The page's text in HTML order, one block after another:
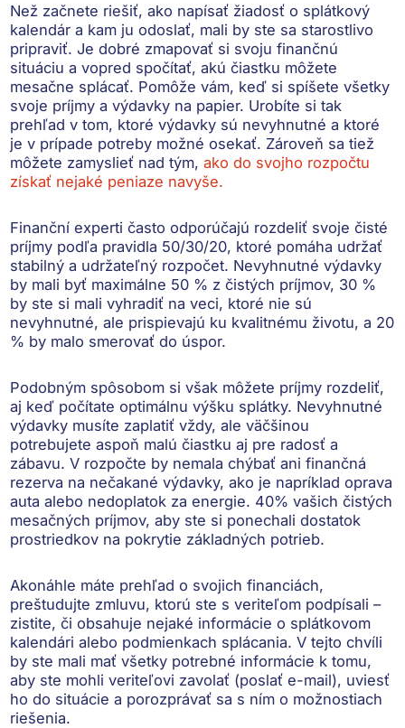
Než začnete riešiť, ako napísať žiadosť o splátkový
kalendár a kam ju odoslať, mali by ste sa starostlivo
pripraviť. Je dobré zmapovať si svoju finančnú
situáciu a vopred spočítať, akú čiastku môžete
mesačne splácať. Pomôže vám, keď si spíšete všetky
svoje príjmy a výdavky na papier. Urobíte si tak
prehľad v tom, ktoré výdavky sú nevyhnutné a ktoré
je v prípade potreby možné osekať. Zároveň sa tiež
môžete zamyslieť nad tým,ako do svojho rozpočtu
získať nejaké peniaze navyše.
Finanční experti často odporúčajú rozdeliť svoje čisté
príjmy podľa pravidla 50/30/20, ktoré pomáha udržať
stabilný a udržateľný rozpočet. Nevyhnutné výdavky
by mali byť maximálne 50 % z čistých príjmov, 30 %
by ste si mali vyhradiť na veci, ktoré nie sú
nevyhnutné, ale prispievajú ku kvalitnému životu, a 20
% by malo smerovať do úspor.
Podobným spôsobom si však môžete príjmy rozdeliť,
aj keď počítate optimálnu výšku splátky. Nevyhnutné
výdavky musíte zaplatiť vždy, ale väčšinou
potrebujete aspoň malú čiastku aj pre radosť a
zábavu. V rozpočte by nemala chýbať ani finančná
rezerva na nečakané výdavky, ako je napríklad oprava
auta alebo nedoplatok za energie. 40% vašich čistých
mesačných príjmov, aby ste si ponechali dostatok
prostriedkov na pokrytie základných potrieb.
Akonáhle máte prehľad o svojich financiách,
preštudujte zmluvu, ktorú ste s veriteľom podpísali –
zistite, či obsahuje nejaké informácie o splátkovom
kalendári alebo podmienkach splácania. V tejto chvíli
by ste mali mať všetky potrebné informácie k tomu,
aby ste mohli veriteľovi zavolať (poslať e-mail), uviesť
ho do situácie a porozprávať sa s ním o možnostiach
riešenia.